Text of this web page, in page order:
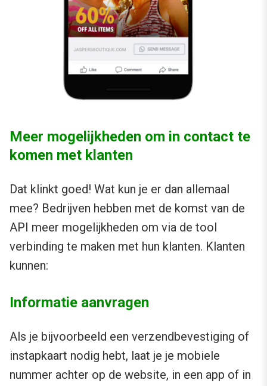
Meer mogelijkheden om in contact te
komen met klanten
Dat klinkt goed! Wat kun je er dan allemaal
mee? Bedrijven hebben met de komst van de
API meer mogelijkheden om via de tool
verbinding te maken met hun klanten. Klanten
kunnen:
Informatie aanvragen
Als je bijvoorbeeld een verzendbevestiging of
instapkaart nodig hebt, laat je je mobiele
nummer achter op de website, in een app of in